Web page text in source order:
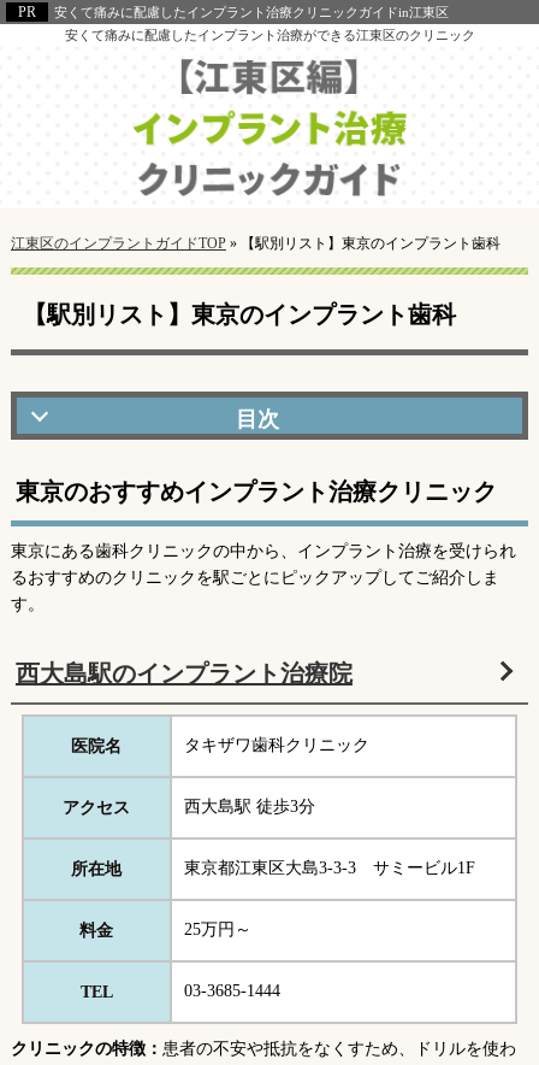
安くて痛みに配慮したインプラント治療クリニックガイドin江東区
安くて痛みに配慮したインプラント治療ができる江東区のクリニック
江東区のインプラントガイドTOP» 【駅別リスト】東京のインプラント歯科
【駅別リスト】東京のインプラント歯科
東京のおすすめインプラント治療クリニック
東京にある歯科クリニックの中から、インプラント治療を受けられ
るおすすめのクリニックを駅ごとにピックアップしてご紹介しま
す。
西大島駅のインプラント治療院
医院名 タキザワ歯科クリニック
アクセス 西大島駅 徒歩3分
所在地 東京都江東区大島3-3-3 サミービル1F
料金 25万円～
TEL 03-3685-1444
クリニックの特徴： 患者の不安や抵抗をなくすため、ドリルを使わ